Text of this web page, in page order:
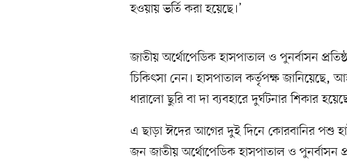
হওয়ায় ভর্তি করা হয়েছে।’
জাতীয় অর্থোপেডিক হাসপাতাল ও পুনর্বাসন
চিকিৎসা নেন। হাসপাতাল কর্তৃপক্ষ
ধারালো ছুরি বা দা ব্যবহারে দুর্ঘটনার শিকার
এ ছাড়া ঈদের আগের দুই দিনে কোরবানির
জন জাতীয় অর্থোপেডিক হাসপাতাল ও পুনর্বাসন